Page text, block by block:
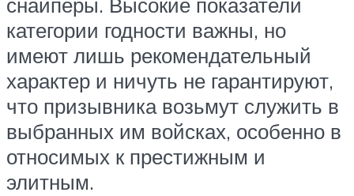
категории годности важны, но
имеют лишь рекомендательный
характер и ничуть не гарантируют,
что призывника возьмут служить в
выбранных им войсках, особенно в
относимых к престижным и
элитным.